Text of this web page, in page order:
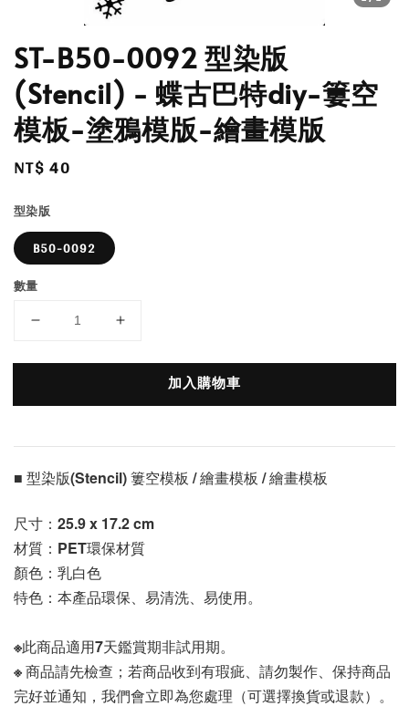
ST-B50-0092 型染版
(Stencil) - 蝶古巴特diy-簍空
模板-塗鴉模版-繪畫模版
Regular
NT$ 40
型染版
B50-0092
數量
加入購物車
■ 型染版(Stencil) 簍空模板 / 繪畫模板 / 繪畫模板
尺寸： 25.9 x 17.2 cm
材質：PET環保材質
顏色：乳白色
特色：本產品環保、易清洗、易使用。
※此商品適用7天鑑賞期非試用期。
※ 商品請先檢查；若商品收到有瑕疵、請勿製作、保持商品
完好並通知，我們會立即為您處理（可選擇換貨或退款）。